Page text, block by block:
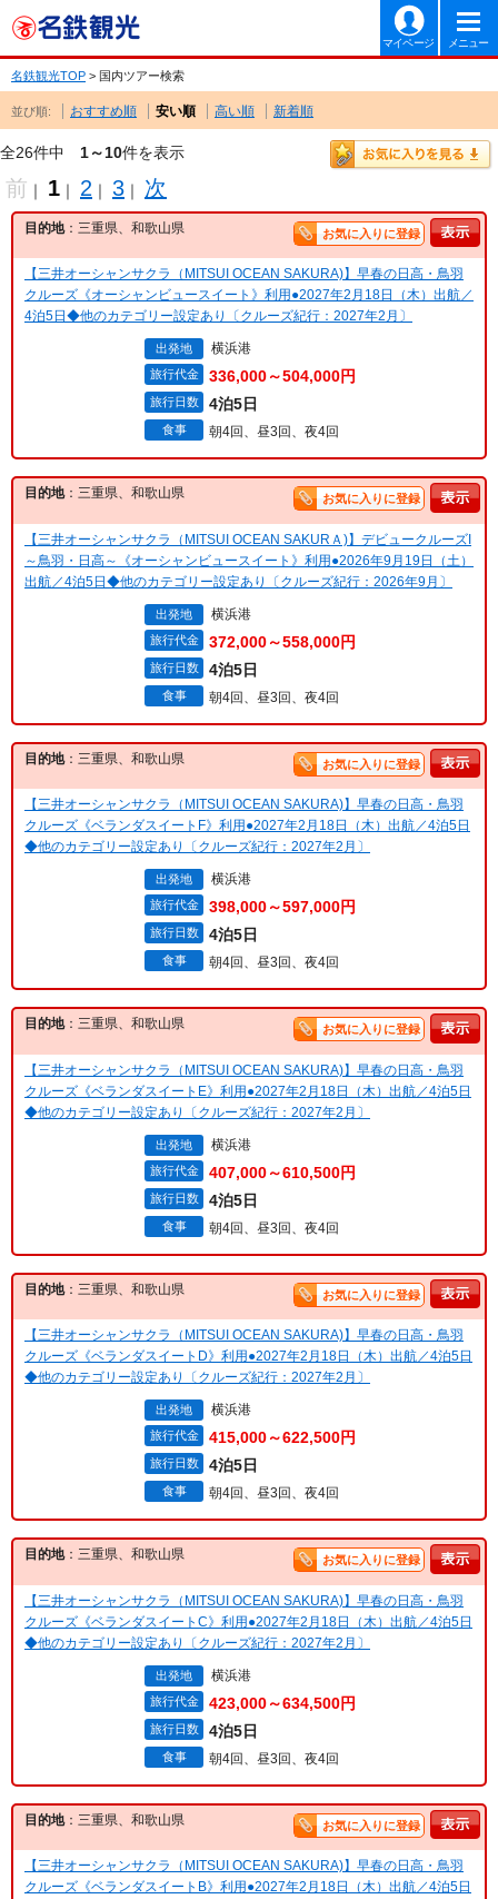
マイページ メニュー
名鉄観光TOP > 国内ツアー検索
並び順: おすすめ順 安い順 高い順 新着順
全26件中 1～10件を表示
前 ｜ 1 ｜ 2 ｜ 3 ｜ 次
目的地：三重県、和歌山県 お気に入りに登録
【三井オーシャンサクラ（MITSUI OCEAN SAKURA)】早春の日高・鳥羽
クルーズ《オーシャンビュースイート》利用●2027年2月18日（木）出航／
4泊5日◆他のカテゴリー設定あり〔クルーズ紀行：2027年2月〕
出発地 横浜港
旅行代金 336,000～504,000円
旅行日数 4泊5日
食事 朝4回、昼3回、夜4回
目的地：三重県、和歌山県 お気に入りに登録
【三井オーシャンサクラ（MITSUI OCEAN SAKURＡ)】デビュークルーズI
～鳥羽・日高～《オーシャンビュースイート》利用●2026年9月19日（土）
出航／4泊5日◆他のカテゴリー設定あり〔クルーズ紀行：2026年9月〕
出発地 横浜港
旅行代金 372,000～558,000円
旅行日数 4泊5日
食事 朝4回、昼3回、夜4回
目的地：三重県、和歌山県 お気に入りに登録
【三井オーシャンサクラ（MITSUI OCEAN SAKURA)】早春の日高・鳥羽
クルーズ《ベランダスイートF》利用●2027年2月18日（木）出航／4泊5日
◆他のカテゴリー設定あり〔クルーズ紀行：2027年2月〕
出発地 横浜港
旅行代金 398,000～597,000円
旅行日数 4泊5日
食事 朝4回、昼3回、夜4回
目的地：三重県、和歌山県 お気に入りに登録
【三井オーシャンサクラ（MITSUI OCEAN SAKURA)】早春の日高・鳥羽
クルーズ《ベランダスイートE》利用●2027年2月18日（木）出航／4泊5日
◆他のカテゴリー設定あり〔クルーズ紀行：2027年2月〕
出発地 横浜港
旅行代金 407,000～610,500円
旅行日数 4泊5日
食事 朝4回、昼3回、夜4回
目的地：三重県、和歌山県 お気に入りに登録
【三井オーシャンサクラ（MITSUI OCEAN SAKURA)】早春の日高・鳥羽
クルーズ《ベランダスイートD》利用●2027年2月18日（木）出航／4泊5日
◆他のカテゴリー設定あり〔クルーズ紀行：2027年2月〕
出発地 横浜港
旅行代金 415,000～622,500円
旅行日数 4泊5日
食事 朝4回、昼3回、夜4回
目的地：三重県、和歌山県 お気に入りに登録
【三井オーシャンサクラ（MITSUI OCEAN SAKURA)】早春の日高・鳥羽
クルーズ《ベランダスイートC》利用●2027年2月18日（木）出航／4泊5日
◆他のカテゴリー設定あり〔クルーズ紀行：2027年2月〕
出発地 横浜港
旅行代金 423,000～634,500円
旅行日数 4泊5日
食事 朝4回、昼3回、夜4回
目的地：三重県、和歌山県 お気に入りに登録
【三井オーシャンサクラ（MITSUI OCEAN SAKURA)】早春の日高・鳥羽
クルーズ《ベランダスイートB》利用●2027年2月18日（木）出航／4泊5日